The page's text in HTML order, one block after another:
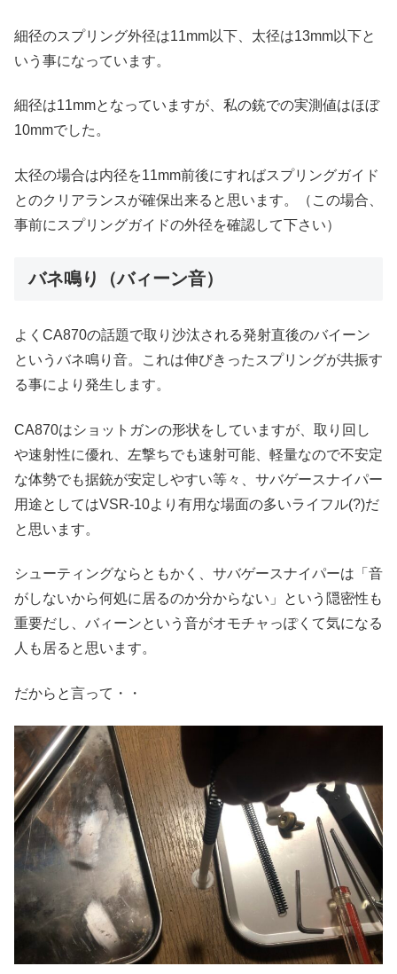
細径のスプリング外径は11mm以下、太径は13mm以下と
いう事になっています。
細径は11mmとなっていますが、私の銃での実測値はほぼ
10mmでした。
太径の場合は内径を11mm前後にすればスプリングガイド
とのクリアランスが確保出来ると思います。（この場合、
事前にスプリングガイドの外径を確認して下さい）
バネ鳴り（バィーン音）
よくCA870の話題で取り沙汰される発射直後のバイーン
というバネ鳴り音。これは伸びきったスプリングが共振す
る事により発生します。
CA870はショットガンの形状をしていますが、取り回し
や速射性に優れ、左撃ちでも速射可能、軽量なので不安定
な体勢でも据銃が安定しやすい等々、サバゲースナイパー
用途としてはVSR-10より有用な場面の多いライフル(?)だ
と思います。
シューティングならともかく、サバゲースナイパーは「音
がしないから何処に居るのか分からない」という隠密性も
重要だし、バィーンという音がオモチャっぽくて気になる
人も居ると思います。
だからと言って・・